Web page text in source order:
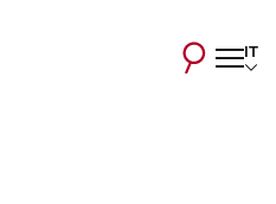
IT